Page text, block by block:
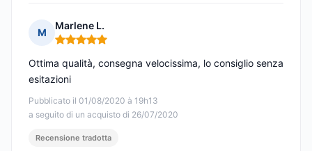
M
Marlene L.
Nota: 5 su 5
Pubblicato il 01/08/2020 à 19h13
a seguito di un acquisto di 26/07/2020
Ottima qualità, consegna velocissima, lo consiglio senza
esitazioni
Recensione tradotta